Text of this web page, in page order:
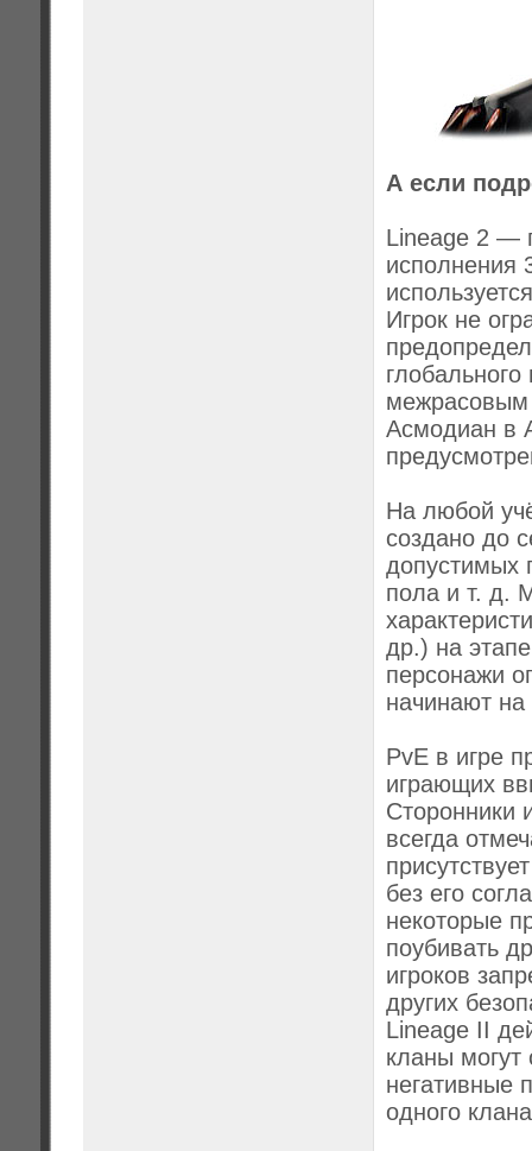
А если
Lineage 2 —
исполнения
Игрок не
межрасовым
Асмодиан в
На любой
создано до
допустимых
пола и т. д.
др.) на
персонажи
начинают
PvE в игре
играющих
Сторонники
всегда
без его
некоторые
поубивать
игроков
других
Lineage II
кланы могут
негативные
одного